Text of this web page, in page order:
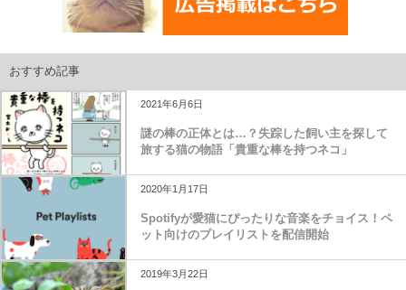
おすすめ記事
2021年6月6日
謎の棒の正体とは…？失踪した飼い主を探して
旅する猫の物語「貴重な棒を持つネコ」
2020年1月17日
Spotifyが愛猫にぴったりな音楽をチョイス！ペ
ット向けのプレイリストを配信開始
2019年3月22日